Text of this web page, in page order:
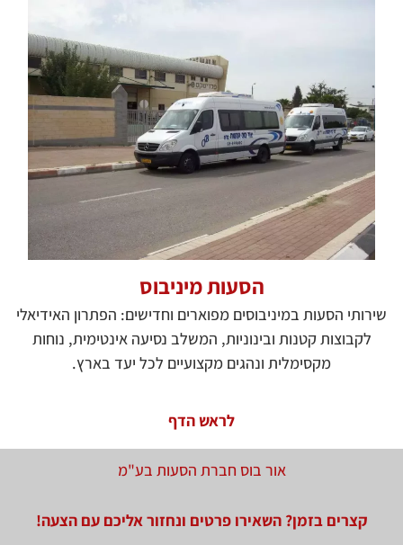
הסעות מיניבוס
שירותי הסעות במיניבוסים מפוארים וחדישים: הפתרון האידיאלי
לקבוצות קטנות ובינוניות, המשלב נסיעה אינטימית, נוחות
מקסימלית ונהגים מקצועיים לכל יעד בארץ.
לראש הדף
אור בוס חברת הסעות בע"מ
קצרים בזמן? השאירו פרטים ונחזור אליכם עם הצעה!